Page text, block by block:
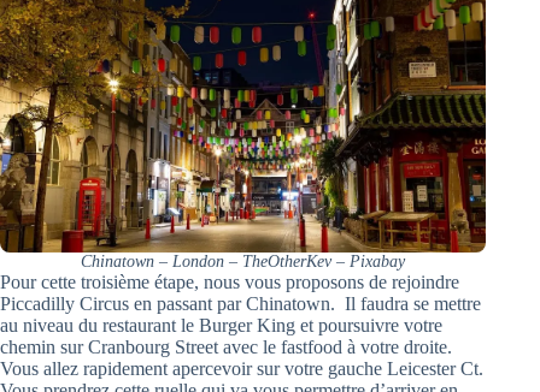
Chinatown – London – TheOtherKev – Pixabay
Pour cette troisième étape, nous vous proposons de rejoindre
Piccadilly Circus en passant par Chinatown. Il faudra se mettre
au niveau du restaurant le Burger King et poursuivre votre
chemin sur Cranbourg Street avec le fastfood à votre droite.
Vous allez rapidement apercevoir sur votre gauche Leicester Ct.